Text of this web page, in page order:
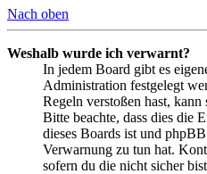
Nach oben
Weshalb wurde ich verwarnt?
In jedem Board gibt es
Administration festgelegt
Regeln verstoßen hast,
Bitte beachte, dass dies die
dieses Boards ist und
Verwarnung zu tun hat.
sofern du die nicht sicher